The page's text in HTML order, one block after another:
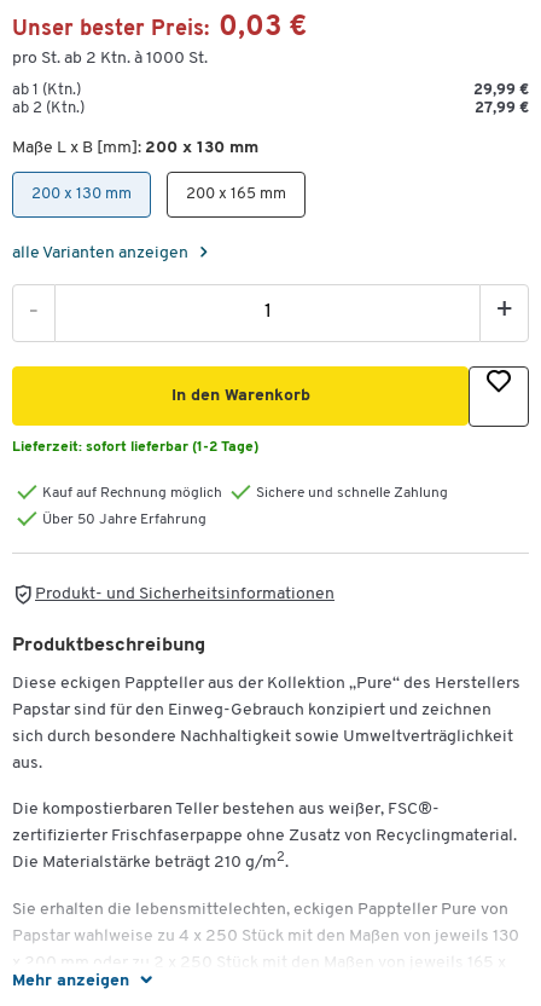
Unser bester Preis: 0,03 €
pro St. ab 2 Ktn. à 1000 St.
ab 1 (Ktn.)
29,99 €
ab 2 (Ktn.)
27,99 €
Maße L x B [mm]: 200 x 130 mm
200 x 130 mm 200 x 165 mm
alle Varianten anzeigen
- +
In den Warenkorb
Lieferzeit: sofort lieferbar (1-2 Tage)
Kauf auf Rechnung möglich
Sichere und schnelle Zahlung
Über 50 Jahre Erfahrung
Produkt- und Sicherheitsinformationen
Mehr anzeigen
Produktbeschreibung
Diese eckigen Pappteller aus der Kollektion „Pure“ des Herstellers
Papstar sind für den Einweg-Gebrauch konzipiert und zeichnen
sich durch besondere Nachhaltigkeit sowie Umweltverträglichkeit
aus.
Die kompostierbaren Teller bestehen aus weißer, FSC®-
zertifizierter Frischfaserpappe ohne Zusatz von Recyclingmaterial.
Die Materialstärke beträgt 210 g/m2.
Sie erhalten die lebensmittelechten, eckigen Pappteller Pure von
Papstar wahlweise zu 4 x 250 Stück mit den Maßen von jeweils 130
x 200 mm oder zu 2 x 250 Stück mit den Maßen von jeweils 165 x
200 mm.